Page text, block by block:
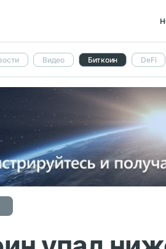
Видео Биткоин DeFi